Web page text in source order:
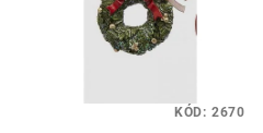
KÓD: 2670